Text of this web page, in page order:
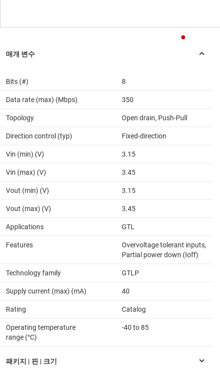
Bits (#) 8
Data rate (max) (Mbps) 350
Topology Open drain, Push-Pull
Direction control (typ) Fixed-direction
Vin (min) (V) 3.15
Vin (max) (V) 3.45
Vout (min) (V) 3.15
Vout (max) (V) 3.45
Applications GTL
Features
Overvoltage tolerant inputs,
Partial power down (Ioff)
Technology family GTLP
Supply current (max) (mA) 40
Rating Catalog
Operating temperature
range (°C)
-40 to 85